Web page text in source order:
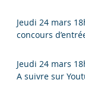
Jeudi 24 mars
concours
Jeudi 24 mars
A suivre sur